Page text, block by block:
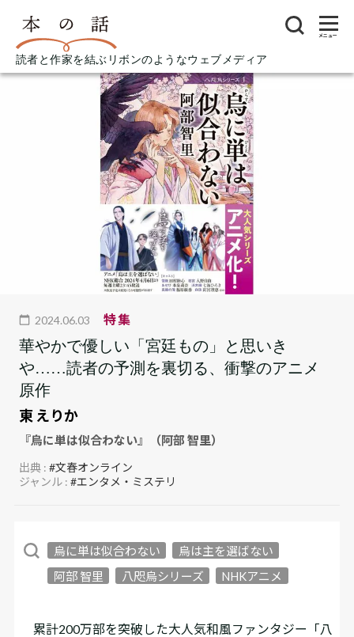
読者と作家を結ぶリボンのようなウェブメディア
メニュー
2024.06.03 特集
華やかで優しい「宮廷もの」と思いき
や……読者の予測を裏切る、衝撃のアニメ
原作
東 えりか
『烏に単は似合わない』（阿部 智里）
出典 :#文春オンライン
ジャンル :#エンタメ・ミステリ
烏に単は似合わない
烏は主を選ばない
阿部 智里
八咫烏シリーズ NHKアニメ
累計200万部を突破した大人気和風ファンタジー「八